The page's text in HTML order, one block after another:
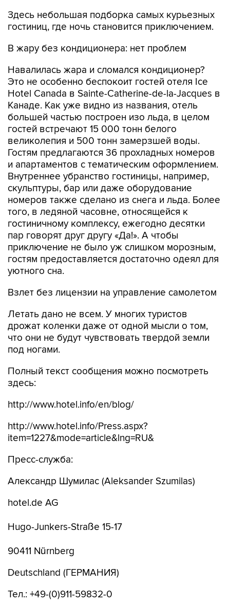
Здесь небольшая подборка самых курьезных
гостиниц, где ночь становится приключением.
В жару без кондиционера: нет проблем
Навалилась жара и сломался кондиционер?
Это не особенно беспокоит гостей отеля Ice
Hotel Canada в Sainte-Catherine-de-la-Jacques в
Канаде. Как уже видно из названия, отель
большей частью построен изо льда, в целом
гостей встречают 15 000 тонн белого
великолепия и 500 тонн замерзшей воды.
Гостям предлагаются 36 прохладных номеров
и апартаментов с тематическим оформлением.
Внутреннее убранство гостиницы, например,
скульптуры, бар или даже оборудование
номеров также сделано из снега и льда. Более
того, в ледяной часовне, относящейся к
гостиничному комплексу, ежегодно десятки
пар говорят друг другу «Да!». А чтобы
приключение не было уж слишком морозным,
гостям предоставляется достаточно одеял для
уютного сна.
Взлет без лицензии на управление самолетом
Летать дано не всем. У многих туристов
дрожат коленки даже от одной мысли о том,
что они не будут чувствовать твердой земли
под ногами.
Полный текст сообщения можно посмотреть
здесь:
http://www.hotel.info/en/blog/
http://www.hotel.info/Press.aspx?
item=1227&mode=article&lng=RU&
Пресс-служба:
Александр Шумилас (Aleksander Szumilas)
hotel.de AG
Hugo-Junkers-Straße 15-17
90411 Nürnberg
Deutschland (ГЕРМАНИЯ)
Тел.: +49-(0)911-59832-0